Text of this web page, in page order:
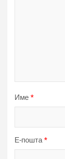
Име *
Е-пошта*